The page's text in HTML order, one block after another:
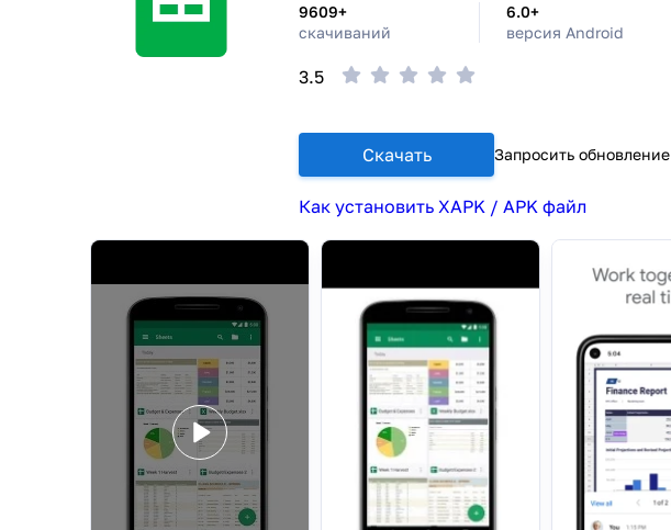
9609+
скачиваний
6.0+
версия Android
3.5
Скачать Запросить обновление
Как установить XAPK / APK файл